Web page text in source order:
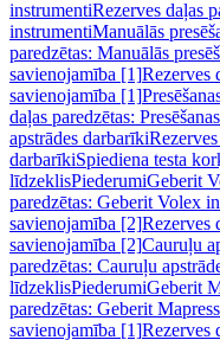
instrumentiRezerves daļas
instrumentiManuālās
paredzētas: Manuālās
savienojamība [1]Rezerves
savienojamība [1]
daļas paredzētas:
apstrādes darbarīki
darbarīkiSpiediena testa
līdzeklisPiederumiGeberit
paredzētas: Geberit Volex
savienojamība [2]Rezerves
savienojamība [2]Cauruļu
paredzētas: Cauruļu
līdzeklisPiederumiGeberit
paredzētas: Geberit
savienojamība [1]Rezerves